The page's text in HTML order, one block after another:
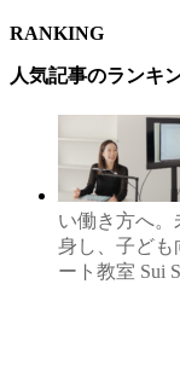
RANKING
人気記事のランキ
い働き方へ
身し、子ども
ート教室 Sui